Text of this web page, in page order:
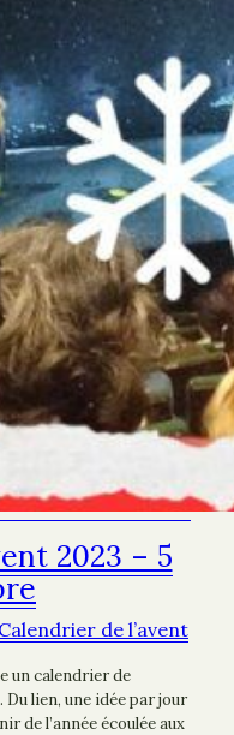
2023 – 5
Calendrier de l’avent
un calendrier de
lien, une idée par jour
de l’année écoulée aux